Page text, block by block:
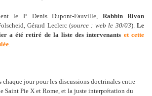
le P. Denis Dupont-Fauville, Rabbin Rivon
Gérard Leclerc (source : web le 30/03).Le
a été retiré de la liste des intervenants et cette
.
chaque jour pour les discussions doctrinales entre
Saint Pie X et Rome, et la juste interprétation du